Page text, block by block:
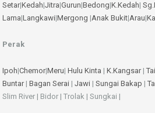
Setar|Kedah|Jitra|Gurun|Bedong|K.Kedah|
Lama|Langkawi|Mergong |Anak Bukit|Arau|
Perak
Ipoh|Chemor|Meru| Hulu Kinta | K.Kangsar|
Buntar| Bagan Serai | Jawi | Sungai Bakap |
Slim River | Bidor | Trolak | Sungkai |